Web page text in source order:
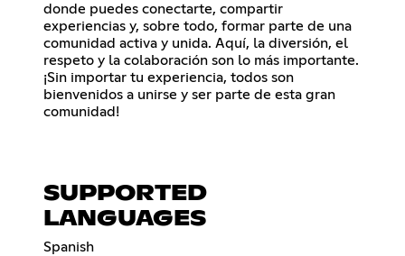
donde puedes conectarte, compartir
experiencias y, sobre todo, formar parte de una
comunidad activa y unida. Aquí, la diversión, el
respeto y la colaboración son lo más importante.
¡Sin importar tu experiencia, todos son
bienvenidos a unirse y ser parte de esta gran
comunidad!
SUPPORTED
LANGUAGES
Spanish